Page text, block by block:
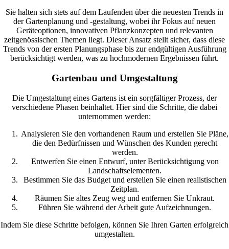
Sie halten sich stets auf dem Laufenden über die neuesten Trends in
der Gartenplanung und -gestaltung, wobei ihr Fokus auf neuen
Geräteoptionen, innovativen Pflanzkonzepten und relevanten
zeitgenössischen Themen liegt. Dieser Ansatz stellt sicher, dass diese
Trends von der ersten Planungsphase bis zur endgültigen Ausführung
berücksichtigt werden, was zu hochmodernen Ergebnissen führt.
Gartenbau und Umgestaltung
Die Umgestaltung eines Gartens ist ein sorgfältiger Prozess, der
verschiedene Phasen beinhaltet. Hier sind die Schritte, die dabei
unternommen werden:
Analysieren Sie den vorhandenen Raum und erstellen Sie Pläne,
die den Bedürfnissen und Wünschen des Kunden gerecht
werden.
Entwerfen Sie einen Entwurf, unter Berücksichtigung von
Landschaftselementen.
Bestimmen Sie das Budget und erstellen Sie einen realistischen
Zeitplan.
Räumen Sie altes Zeug weg und entfernen Sie Unkraut.
Führen Sie während der Arbeit gute Aufzeichnungen.
Indem Sie diese Schritte befolgen, können Sie Ihren Garten erfolgreich
umgestalten.